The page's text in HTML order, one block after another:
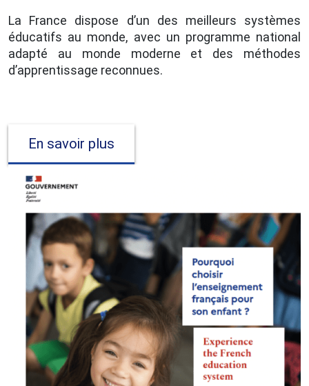
La France dispose d’un des meilleurs systèmes
éducatifs au monde, avec un programme national
adapté au monde moderne et des méthodes
d’apprentissage reconnues.
En savoir plus